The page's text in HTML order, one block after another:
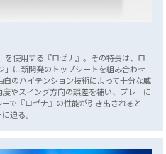
使用する『ロゼナ』。その特長は、ロ
に新開発のトップシートを組み合わせ
のハイテンション技術によって十分な威
やスイング方向の誤差を補い、プレーに
で『ロゼナ』の性能が引き出されると
迫る。